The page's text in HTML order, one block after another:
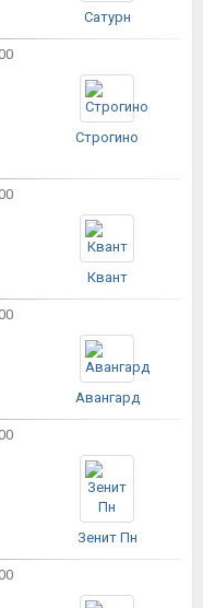
Сатурн
Строгино
Квант
Авангард
Зенит Пн